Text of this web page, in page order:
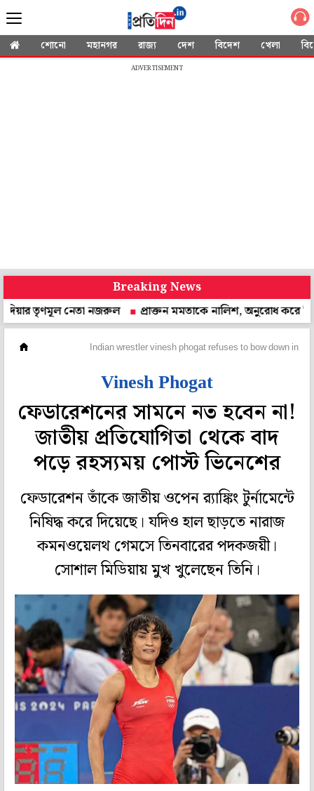
শোনো মহানগর রাজ্য দেশ বিদেশ খেলা
ADVERTISEMENT
Breaking News
নেতা নজরুল
প্রাক্তন মমতাকে নালিশ, অনুরোধ করে চিঠি! উত্তর
Indian wrestler vinesh phogat refuses to bow down in
Vinesh Phogat
ফেডারেশনের সামনে নত হবেন না!
জাতীয় প্রতিযোগিতা থেকে বাদ
পড়ে রহস্যময় পোস্ট ভিনেশের
ফেডারেশন তাঁকে জাতীয় ওপেন র‍্যাঙ্কিং টুর্নামেন্টে
নিষিদ্ধ করে দিয়েছে। যদিও হাল ছাড়তে নারাজ
কমনওয়েলথ গেমসে তিনবারের পদকজয়ী।
সোশাল মিডিয়ায় মুখ খুলেছেন তিনি।